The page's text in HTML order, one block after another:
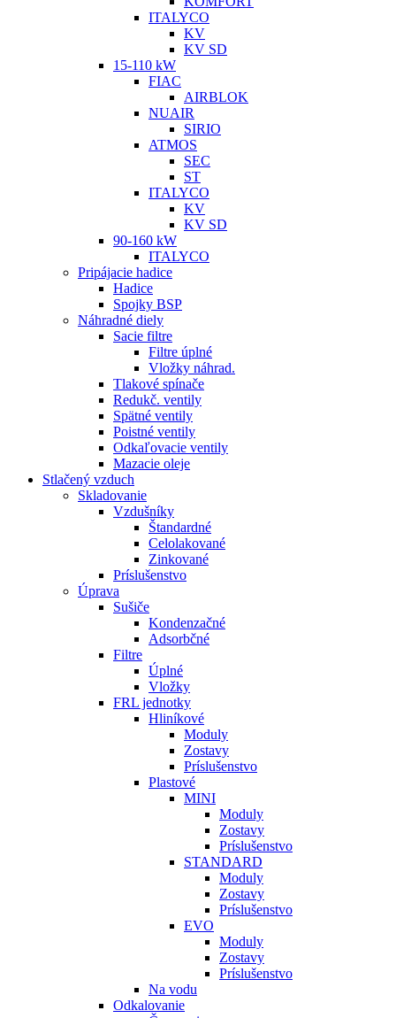
ITALYCO
KV
KV SD
15-110 kW
FIAC
AIRBLOK
NUAIR
SIRIO
ATMOS
SEC
ST
ITALYCO
KV
KV SD
90-160 kW
ITALYCO
Pripájacie hadice
Hadice
Spojky BSP
Náhradné diely
Sacie filtre
Filtre úplné
Vložky náhrad.
Tlakové spínače
Redukč. ventily
Spätné ventily
Poistné ventily
Odkaľovacie ventily
Mazacie oleje
Stlačený vzduch
Skladovanie
Vzdušníky
Štandardné
Celolakované
Zinkované
Príslušenstvo
Úprava
Sušiče
Kondenzačné
Adsorbčné
Filtre
Úplné
Vložky
FRL jednotky
Hliníkové
Moduly
Zostavy
Príslušenstvo
Plastové
MINI
Moduly
Zostavy
Príslušenstvo
STANDARD
Moduly
Zostavy
Príslušenstvo
EVO
Moduly
Zostavy
Príslušenstvo
Na vodu
Odkalovanie